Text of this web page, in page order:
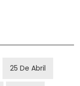
25 De Abril